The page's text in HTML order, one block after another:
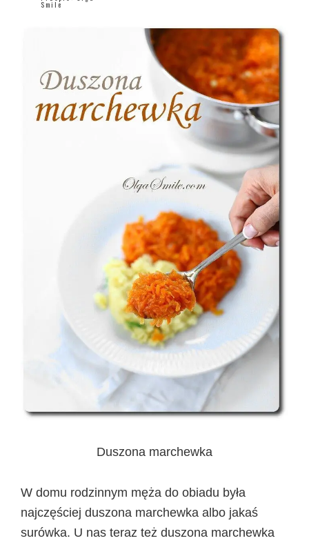
Smile
Duszona marchewka
W domu rodzinnym męża do obiadu była
najczęściej duszona marchewka albo jakaś
surówka. U nas teraz też duszona marchewka